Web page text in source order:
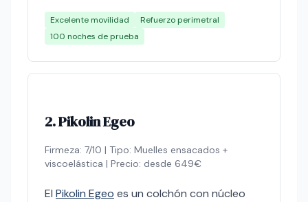
Excelente movilidad
Refuerzo perimetral
100 noches de prueba
2. Pikolin Egeo
Firmeza: 7/10 | Tipo: Muelles ensacados +
viscoelástica | Precio: desde 649€
El Pikolin Egeo es un colchón con núcleo